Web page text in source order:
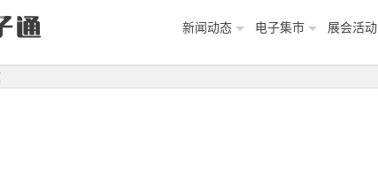
新闻动态 电子集市 展会活动